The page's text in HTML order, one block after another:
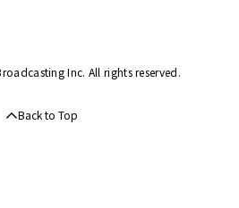
Inc. All rights reserved.
Back to Top